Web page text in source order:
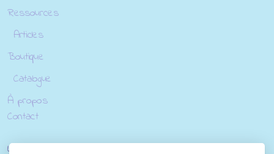
Ressources
Articles
Boutique
Catalogue
À propos
Contact
Légal